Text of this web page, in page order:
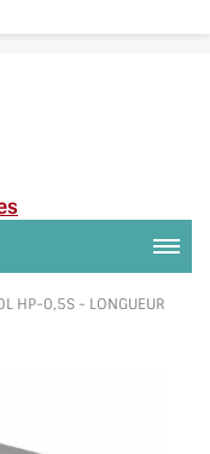
HP-0,5S - LONGUEUR